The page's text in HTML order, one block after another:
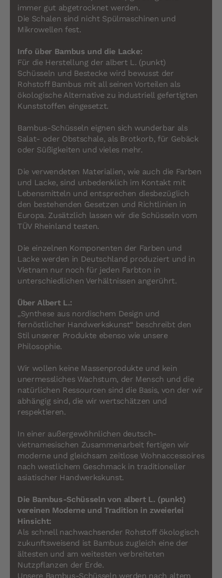
immer gut abgetrocknet werden.
Die Schalen sind nicht Spülmaschinen und
Mikrowellen fest.
Info über Bambus und die Lacke:
Für die Herstellung der albert L. (punkt)
Schüsseln und Bestecke wird bewusst der
Rohstoff Bambus mit all seinen Vorteilen als
ökologische Alternative zu industriell gefertigten
Kunststoffen eingesetzt.
Bambus-Schüsseln eignen sich wunderbar als
Salat- oder Obstschale, als Brotkorb, für Gebäck
oder Süßigkeiten und vieles mehr.
Die verwendeten Materialien, wie auch die Farben
und Lacke, sind unbedenklich im Kontakt mit
Lebensmitteln und entsprechen diesbezüglich
den bestehenden Gesetzen und Richtlinien in
Europa. Zusätzlich lassen wir die Schüsseln vom
TÜV Rheinland testen.
Die einzelnen Komponenten der Farben und
Lacke werden in Deutschland produziert und in
Vietnam nur noch für jeden Farbton in
unterschiedlichen Verhältnissen angerührt.
Über Albert L.:
„Synthese aus nordischem Design und
fernöstlicher Handwerkskunst“ beschreibt den
Stil unserer Produkte ebenso wie unsere
Philosophie.
Wir wollen keine Massenprodukte und kein
unermessliches Wachstum, der Mensch und die
natürlichen Ressourcen sind die Basis, von der wir
abhängig sind, die wir wertschätzen und
respektieren.
In einer außergewöhnlichen deutsch-
vietnamesischen Zusammenarbeit fertigen wir
moderne und gleichsam zeitlose Wohnaccessoires
nach westlichem Geschmack in traditioneller
asiatischer Handwerkskunst.
Die Bambus-Schüsseln von albert L. (punkt)
vereinen Moderne und Tradition in zweierlei
Hinsicht:
Als schnell nachwachsender Rohstoff ökologisch
zukunftsweisend ist Bambus zugleich eine der
ältesten und am weitesten verbreiteten
Nutzpflanzen der Erde.
Unsere Bambus-Schüsseln werden nach altem